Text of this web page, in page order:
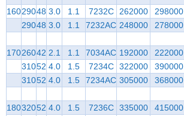
16029048 3.0 1.1 7232C 262000 298000
29048 3.0 1.1 7232AC 248000 278000
17026042 2.1 1.1 7034AC 192000 222000
31052 4.0 1.5 7234C 322000 390000
31052 4.0 1.5 7234AC 305000 368000
18032052 4.0 1.5 7236C 335000 415000